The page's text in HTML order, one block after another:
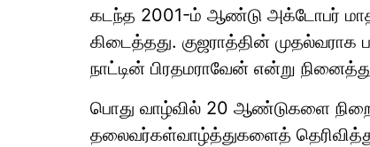
கடந்த 2001-ம் ஆண்டு அக்டோபர் மாதம்
கிடைத்தது. குஜராத்தின் முதல்வராக
நாட்டின் பிரதமராவேன் என்று
பொது வாழ்வில் 20 ஆண்டுகளை
தலைவர்கள்வாழ்த்துகளைத்